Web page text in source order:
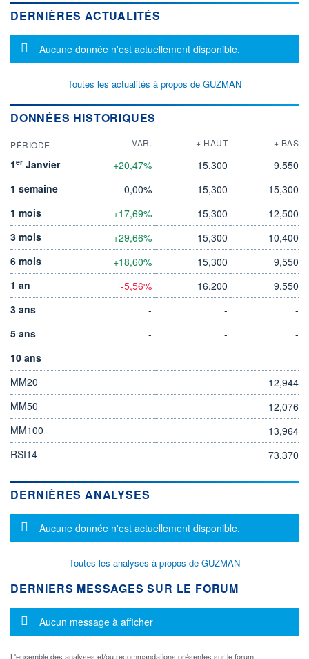
DERNIÈRES ACTUALITÉS
Message d'information
Aucune donnée n'est actuellement disponible.
Toutes les actualités à propos de GUZMAN
DONNÉES HISTORIQUES
PÉRIODE VAR. + HAUT + BAS
1er Janvier +20,47% 15,300
9,550
1 semaine
0,00% 15,300
15,300
1 mois
+17,69% 15,300
12,500
3 mois
+29,66% 15,300
10,400
6 mois
+18,60% 15,300
9,550
1 an
-5,56% 16,200
9,550
3 ans
- -
-
5 ans
- -
-
10 ans
- -
-
MM20
12,944
MM50
12,076
MM100
13,964
RSI14
73,370
DERNIÈRES ANALYSES
Message d'information
Aucune donnée n'est actuellement disponible.
Toutes les analyses à propos de GUZMAN
DERNIERS MESSAGES SUR LE FORUM
Message d'information
Aucun message à afficher
L'ensemble des analyses et/ou recommandations présentes sur le forum